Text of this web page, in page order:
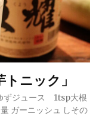
ニック」
の